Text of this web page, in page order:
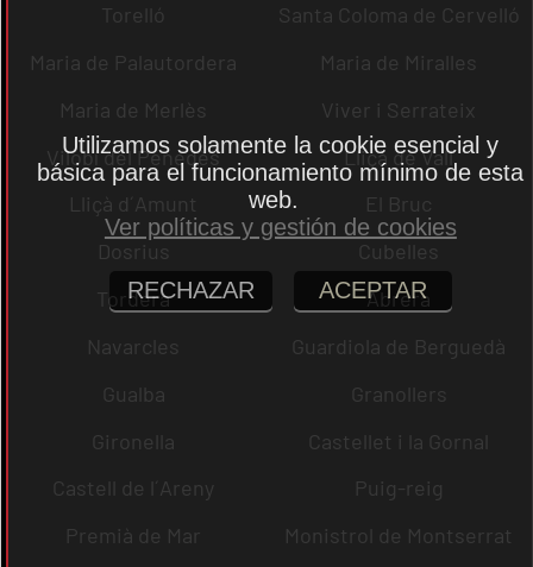
Torelló
Santa Coloma de Cervelló
Maria de Palautordera
Maria de Miralles
Maria de Merlès
Viver i Serrateix
Vilobí del Penedès
Lliçà de Vall
Lliçà d´Amunt
El Bruc
Dosrius
Cubelles
Tordera
Abrera
Navarcles
Guardiola de Berguedà
Gualba
Granollers
Gironella
Castellet i la Gornal
Castell de l´Areny
Puig-reig
Premià de Mar
Monistrol de Montserrat
Utilizamos solamente la cookie esencial y
básica para el funcionamiento mínimo de esta
web.
Ver políticas y gestión de cookies
RECHAZAR ACEPTAR